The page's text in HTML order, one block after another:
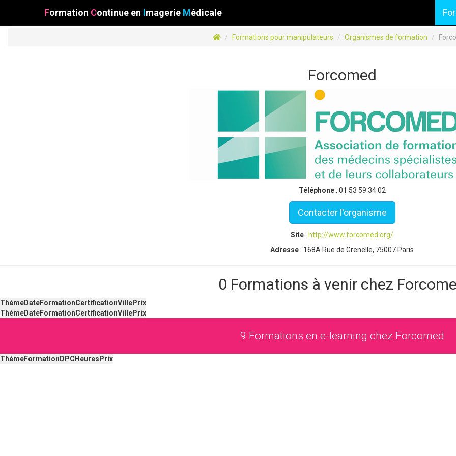
Formation Continue en Imagerie Médicale
Formations pour manipulateurs Organismes de formation
Forcomed
Téléphone: 01 53 59 34 02
Contacter l'organisme
Site : http://www.forcomed.org/
Adresse : 168A Rue de Grenelle, 75007 Paris
0 Formations à venir chez
ThèmeDateFormationCertificationVillePrix
ThèmeDateFormationCertificationVillePrix
9 Formations en e-learning chez Forcomed
ThèmeFormation DPC Heures Prix